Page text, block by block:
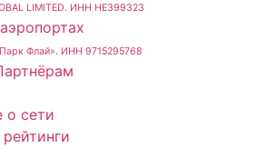
LIMITED. ИНН HE399323
Флай». ИНН 9715295768
о сети